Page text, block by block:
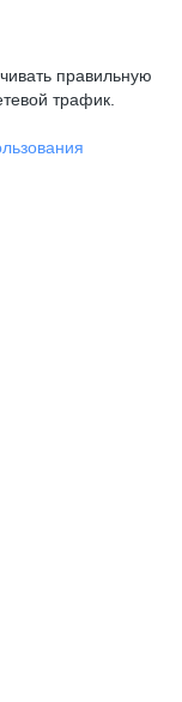
правильную
трафик.